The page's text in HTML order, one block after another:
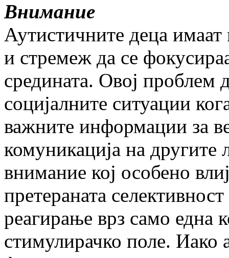
Внимание
Аутистичните деца
и стремеж да се
средината. Овој проблем
социјалните ситуации
важните информации за
комуникација на
внимание кој особено
претераната
реагирање врз само една
стимулирачко поле. Иако